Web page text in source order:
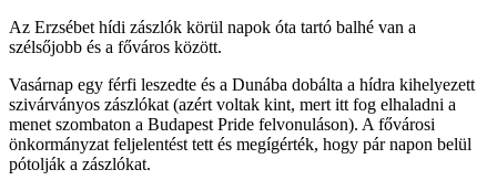
Az Erzsébet hídi zászlók körül napok óta tartó balhé van a
szélsőjobb és a főváros között.
Vasárnap egy férfi leszedte és a Dunába dobálta a hídra kihelyezett
szivárványos zászlókat (azért voltak kint, mert itt fog elhaladni a
menet szombaton a Budapest Pride felvonuláson). A fővárosi
önkormányzat feljelentést tett és megígérték, hogy pár napon belül
pótolják a zászlókat.